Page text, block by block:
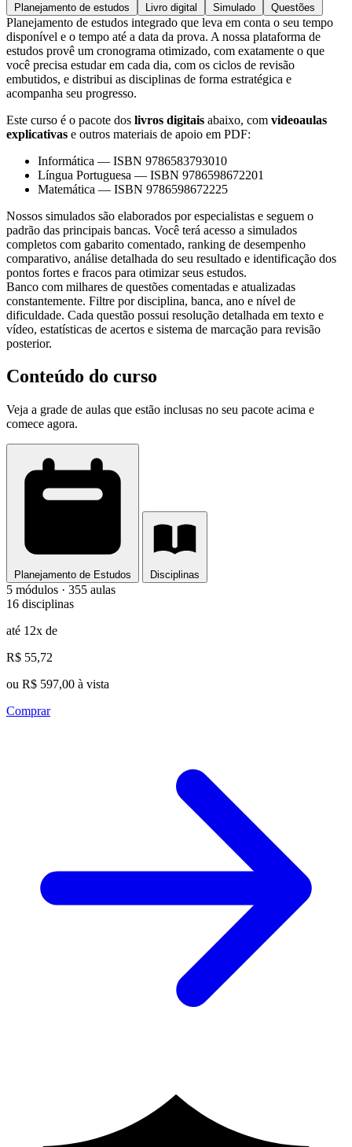
Planejamento de estudos Livro digital Simulado Questões
Planejamento de estudos integrado que leva em conta o seu tempo
disponível e o tempo até a data da prova. A nossa plataforma de
estudos provê um cronograma otimizado, com exatamente o que
você precisa estudar em cada dia, com os ciclos de revisão
embutidos, e distribui as disciplinas de forma estratégica e
acompanha seu progresso.
Este curso é o pacote dos livros digitais abaixo, com videoaulas
explicativas e outros materiais de apoio em PDF:
Informática — ISBN 9786583793010
Língua Portuguesa — ISBN 9786598672201
Matemática — ISBN 9786598672225
Nossos simulados são elaborados por especialistas e seguem o
padrão das principais bancas. Você terá acesso a simulados
completos com gabarito comentado, ranking de desempenho
comparativo, análise detalhada do seu resultado e identificação dos
pontos fortes e fracos para otimizar seus estudos.
Banco com milhares de questões comentadas e atualizadas
constantemente. Filtre por disciplina, banca, ano e nível de
dificuldade. Cada questão possui resolução detalhada em texto e
vídeo, estatísticas de acertos e sistema de marcação para revisão
posterior.
Conteúdo do curso
Veja a grade de aulas que estão inclusas no seu pacote acima e
comece agora.
Planejamento de Estudos Disciplinas
5 módulos · 355 aulas
16 disciplinas
até 12x de
R$ 55,72
ou R$ 597,00 à vista
Comprar